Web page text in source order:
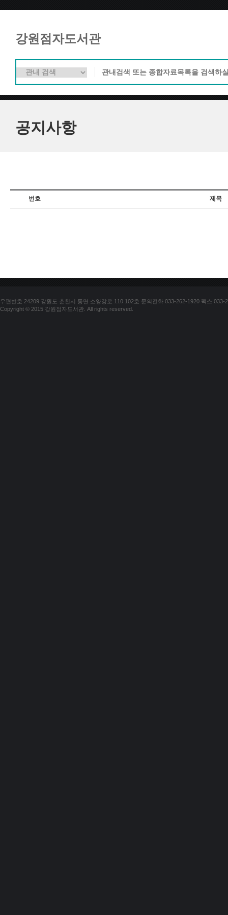
강원점자도서관
공지사항
번호 제목
우편번호 24209 강원도 춘천시 동면 소양강로 110 102호 문의전화 033-262-1920 팩스 033-
Copyright © 2015 강원점자도서관. All rights reserved.